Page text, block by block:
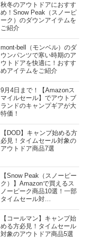
秋冬のアウトドアにおすす
め！Snow Peak（スノーピ
ーク）のダウンアイテムを
ご紹介
mont-bell（モンベル）のダ
ウンパンツで寒い時期のア
ウトドアを快適に！おすす
めアイテムをご紹介
9月4日まで！【Amazonス
マイルセール】でアウトブ
ランドのキャンプギアが大
特価！
【DOD】キャンプ始める方
必見！タイムセール対象の
アウトドア商品7選
【Snow Peak（スノーピー
ク）】Amazonで買えるス
ノーピーク商品10選！一部
タイムセール対…
【コールマン】キャンプ始
める方必見！タイムセール
対象のアウトドア商品5選